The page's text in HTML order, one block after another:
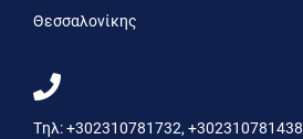
Θεσσαλονίκης
Τηλ:+302310781732, +302310781438